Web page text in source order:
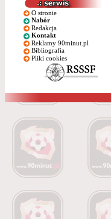
O stronie
Nabór
Redakcja
Kontakt
Reklamy 90minut.pl
Bibliografia
Pliki cookies